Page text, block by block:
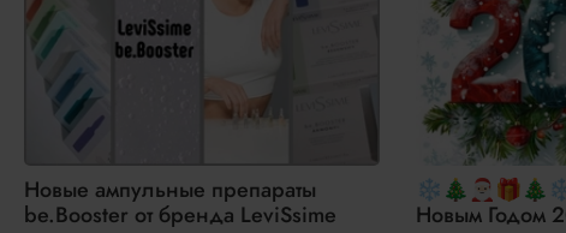
Новые ампульные препараты
be.Booster от бренда LeviSsime
Новым Годом